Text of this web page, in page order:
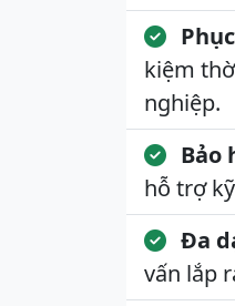
kiệm
nghiệp.
Bảo
hỗ trợ
Đa
vấn lắp